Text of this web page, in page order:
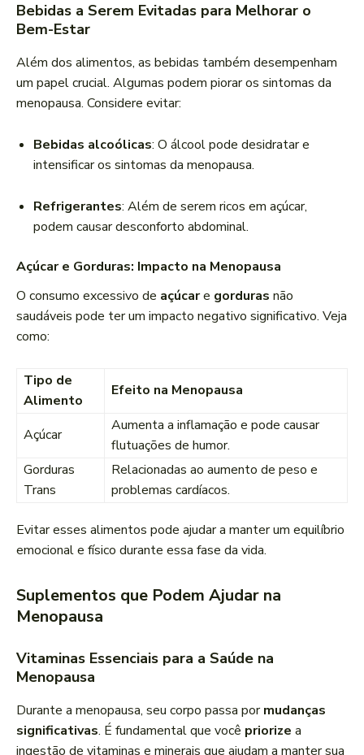
Bebidas a Serem Evitadas para Melhorar o
Bem-Estar
Além dos alimentos, as bebidas também desempenham
um papel crucial. Algumas podem piorar os sintomas da
menopausa. Considere evitar:
Bebidas alcoólicas: O álcool pode desidratar e
intensificar os sintomas da menopausa.
Refrigerantes: Além de serem ricos em açúcar,
podem causar desconforto abdominal.
Açúcar e Gorduras: Impacto na Menopausa
O consumo excessivo de açúcare gorduras não
saudáveis pode ter um impacto negativo significativo. Veja
como:
Tipo de
Alimento
Efeito na Menopausa
Açúcar
Aumenta a inflamação e pode causar
flutuações de humor.
Gorduras
Trans
Relacionadas ao aumento de peso e
problemas cardíacos.
Evitar esses alimentos pode ajudar a manter um equilíbrio
emocional e físico durante essa fase da vida.
Suplementos que Podem Ajudar na
Menopausa
Vitaminas Essenciais para a Saúde na
Menopausa
Durante a menopausa, seu corpo passa pormudanças
significativas. É fundamental que você priorize a
ingestão de vitaminas e minerais que ajudam a manter sua